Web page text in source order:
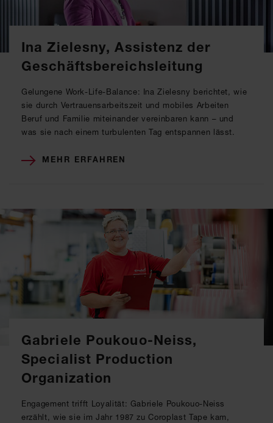
Ina Zielesny, Assistenz der
Geschäftsbereichsleitung
Gelungene Work-Life-Balance: Ina Zielesny berichtet, wie
sie durch Vertrauensarbeitszeit und mobiles Arbeiten
Beruf und Familie miteinander vereinbaren kann – und
was sie nach einem turbulenten Tag entspannen lässt.
MEHR ERFAHREN
Gabriele Poukouo-Neiss,
Specialist Production
Organization
Engagement trifft Loyalität: Gabriele Poukouo-Neiss
erzählt, wie sie im Jahr 1987 zu Coroplast Tape kam,